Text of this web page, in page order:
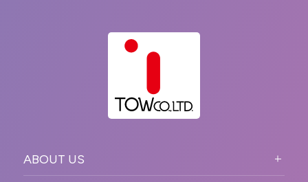
ABOUT US